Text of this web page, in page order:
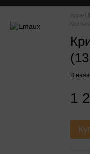
Aqua-Life
В
1